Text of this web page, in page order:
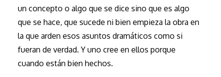
un concepto o algo que se dice sino que es algo
que se hace, que sucede ni bien empieza la obra en
la que arden esos asuntos dramáticos como si
fueran de verdad. Y uno cree en ellos porque
cuando están bien hechos.